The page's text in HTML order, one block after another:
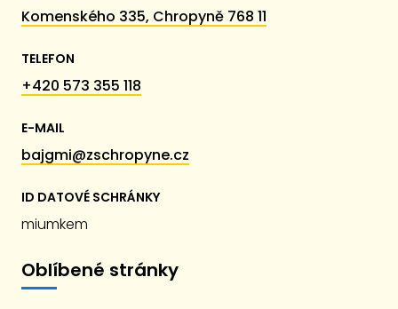
Komenského 335, Chropyně 768 11
TELEFON
+420 573 355 118
E-MAIL
bajgmi@zschropyne.cz
ID DATOVÉ SCHRÁNKY
miumkem
Oblíbené stránky